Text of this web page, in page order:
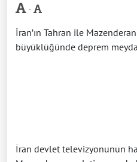
-
İran’ın Tahran ile
büyüklüğünde deprem
İran devlet televizyonunun